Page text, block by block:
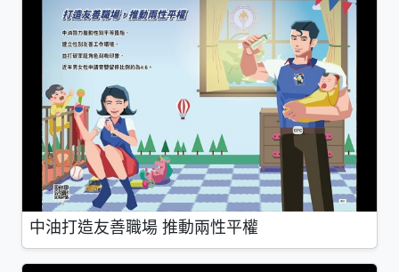
中油打造友善職場 推動兩性平權